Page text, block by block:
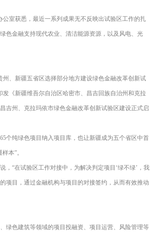
室获悉，最近一系列成果无不反映出试验区工作的扎
色金融支持现代农业、清洁能源资源，以及风电、光
、新疆五省区选择部分地方建设绿色金融改革创新试
《新疆维吾尔自治区哈密市、昌吉回族自治州和克拉
吉州、克拉玛依市绿色金融改革创新试验区建设正式启
个纯绿色项目纳入项目库，也让新疆成为五个省区中首
本”。
“在试验区工作对接中，为解决判定项目‘绿不绿’，我
项目，通过金融机构与项目的对接签约，从而有效推动
绿色建筑等领域的项目投融资、项目运营、风险管理等